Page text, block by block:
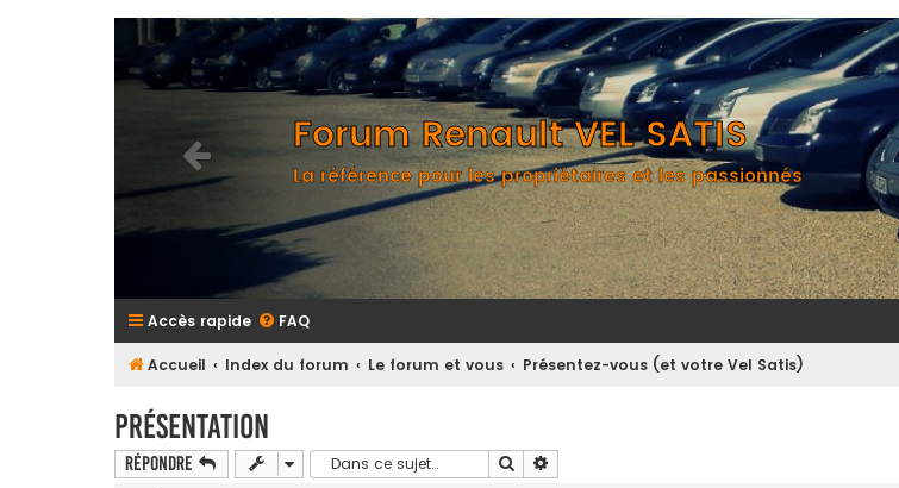
Forum Renault VEL SATIS
La référence pour les propriétaires et les passionnés
Accès rapide FAQ
Accueil Index du forum Le forum et vous Présentez-vous (et votre Vel Satis)
Présentation
Répondre Rechercher